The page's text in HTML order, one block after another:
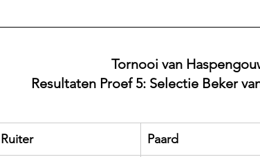
Tornooi van
Resultaten Proef 5: Selectie Beker
Ruiter Paard